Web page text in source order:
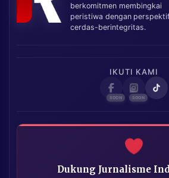
berkomitmen membingkai
peristiwa dengan perspektif
cerdas-berintegritas.
IKUTI KAMI
Dukung Jurnalisme